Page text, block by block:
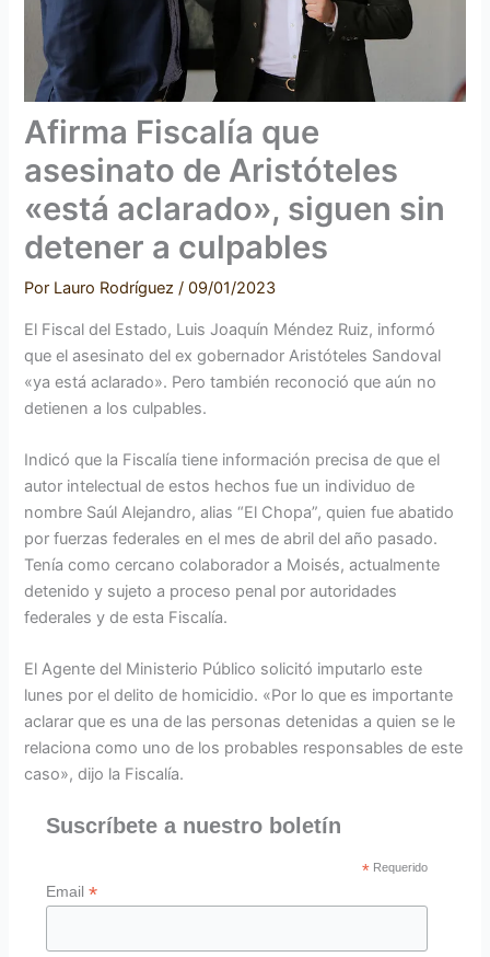
Afirma Fiscalía que
asesinato de Aristóteles
«está aclarado», siguen sin
detener a culpables
Por Lauro Rodríguez/09/01/2023
El Fiscal del Estado, Luis Joaquín Méndez Ruiz, informó
que el asesinato del ex gobernador Aristóteles Sandoval
«ya está aclarado». Pero también reconoció que aún no
detienen a los culpables.
Indicó que la Fiscalía tiene información precisa de que el
autor intelectual de estos hechos fue un individuo de
nombre Saúl Alejandro, alias “El Chopa”, quien fue abatido
por fuerzas federales en el mes de abril del año pasado.
Tenía como cercano colaborador a Moisés, actualmente
detenido y sujeto a proceso penal por autoridades
federales y de esta Fiscalía.
El Agente del Ministerio Público solicitó imputarlo este
lunes por el delito de homicidio. «Por lo que es importante
aclarar que es una de las personas detenidas a quien se le
relaciona como uno de los probables responsables de este
caso», dijo la Fiscalía.
Suscríbete a nuestro boletín
* Requerido
Email*